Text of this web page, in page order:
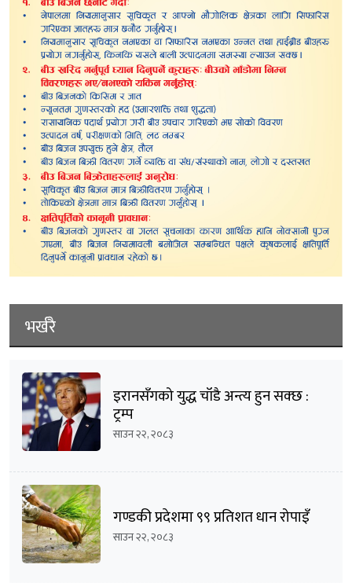
भर्खरै
इरानसँगको युद्ध चाँडै अन्त्य हुन सक्छ :
ट्रम्प
साउन २२, २०८३
गण्डकी प्रदेशमा ९९ प्रतिशत धान रोपाइँ
साउन २२, २०८३